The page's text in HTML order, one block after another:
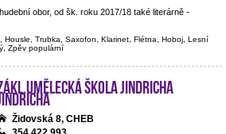
obor, od šk. roku 2017/18 také literárně -
Housle, Trubka, Saxofon, Klarinet, Flétna, Hoboj, Lesní
Zpěv populární
škola Jindricha
Židovská 8, CHEB